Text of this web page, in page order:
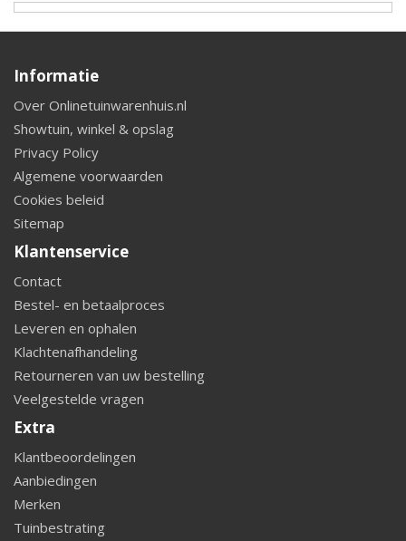
Informatie
Over Onlinetuinwarenhuis.nl
Showtuin, winkel & opslag
Privacy Policy
Algemene voorwaarden
Cookies beleid
Sitemap
Klantenservice
Contact
Bestel- en betaalproces
Leveren en ophalen
Klachtenafhandeling
Retourneren van uw bestelling
Veelgestelde vragen
Extra
Klantbeoordelingen
Aanbiedingen
Merken
Tuinbestrating